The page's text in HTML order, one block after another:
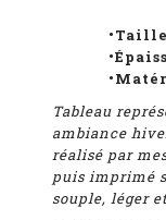
•Taille
Tableau
ambiance
réalisé par
puis imprimé
souple, léger